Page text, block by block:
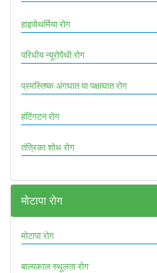
हाइपोथर्मिया रोग
परिधीय न्यूरोपैथी रोग
प्रमस्तिष्क अंगघात या पक्षाघात रोग
हंटिंगटन रोग
तंत्रिका शोथ रोग
मोटापा रोग
मोटापा रोग
बाल्यकाल स्थूलता रोग